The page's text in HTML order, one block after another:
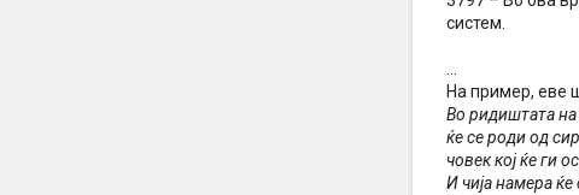
систем.
На пример, еве
Во ридиштата на
ќе се роди од
човек кој ќе ги
И чија намера ќе